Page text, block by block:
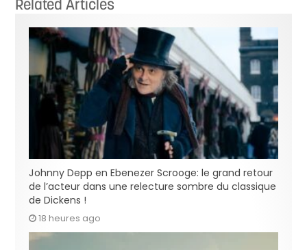
Johnny Depp en Ebenezer Scrooge: le grand retour
de l’acteur dans une relecture sombre du classique
de Dickens !
18 heures ago